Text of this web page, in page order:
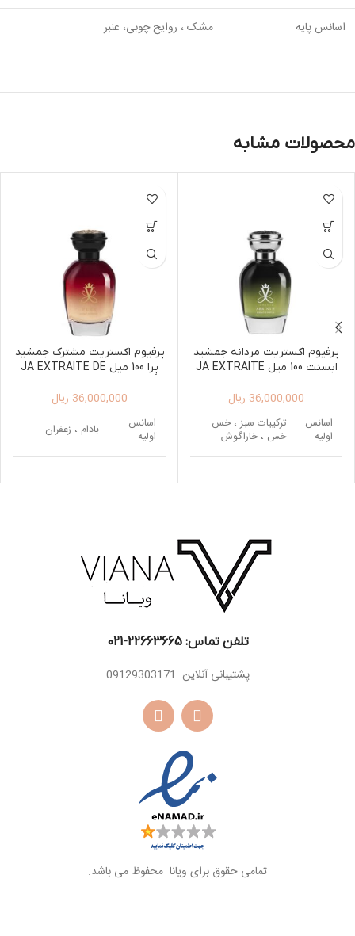
اسانس پایه مشک ، روایح چوبی، عنبر
محصولات مشابه
پرفیوم اکستریت مردانه جمشید
ابسنت 100 میل JA EXTRAITE
36,000,000 ریال
اسانس
اولیه
ترکیبات سبز ، خس
خس ، خاراگوش
پرفیوم اکستریت مشترک جمشید
پِرا 100 میل JA EXTRAITE DE
36,000,000 ریال
اسانس
اولیه
بادام ، زعفران
میانی
سدر ، یاس
تلفن تماس: 22663665-021​
پشتیبانی آنلاین: 09129303171
تمامی حقوق برای ویانا محفوظ می باشد.